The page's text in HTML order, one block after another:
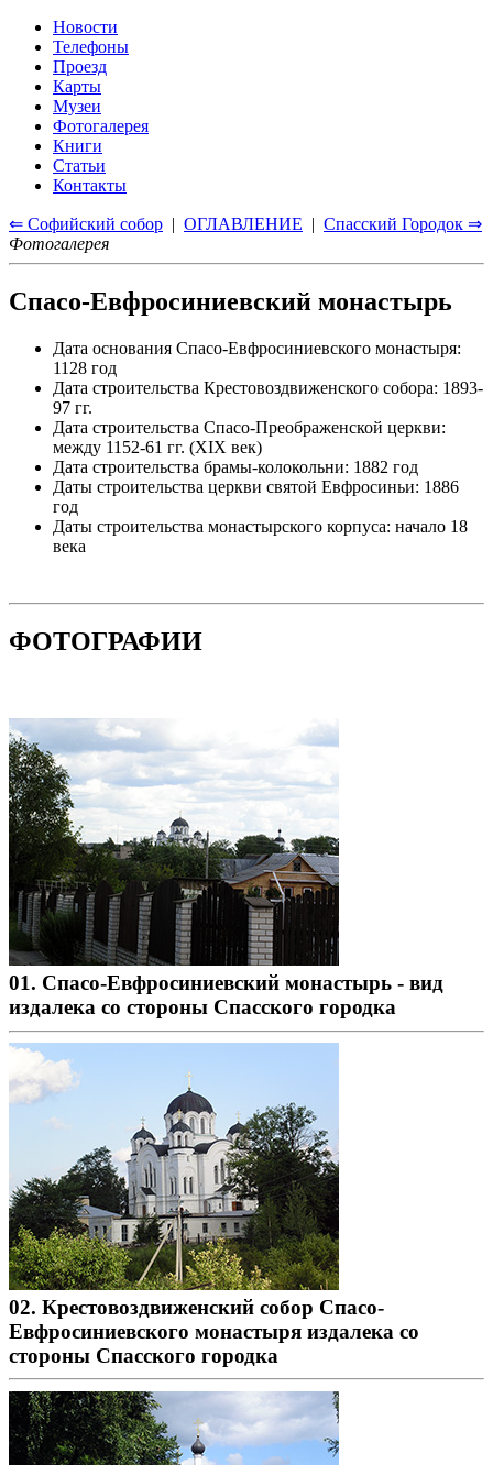
Новости
Телефоны
Проезд
Карты
Музеи
Фотогалерея
Книги
Статьи
Контакты
⇐ Софийский собор | ОГЛАВЛЕНИЕ | Спасский Городок ⇒
Фотогалерея
Спасо-Евфросиниевский монастырь
Дата основания Спасо-Евфросиниевского монастыря:
1128 год
Дата строительства Крестовоздвиженского собора: 1893-
97 гг.
Дата строительства Спасо-Преображенской церкви:
между 1152-61 гг. (XIX век)
Дата строительства брамы-колокольни: 1882 год
Даты строительства церкви святой Евфросиньи: 1886
год
Даты строительства монастырского корпуса: начало 18
века
ФОТОГРАФИИ
01. Спасо-Евфросиниевский монастырь - вид
издалека со стороны Спасского городка
02. Крестовоздвиженский собор Спасо-
Евфросиниевского монастыря издалека со
стороны Спасского городка